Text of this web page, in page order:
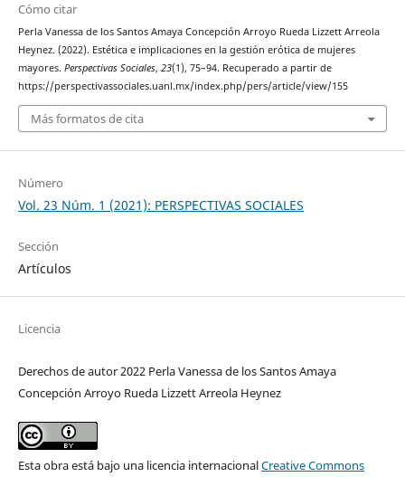
Cómo citar
Perla Vanessa de los Santos Amaya Concepción Arroyo Rueda Lizzett Arreola
Heynez. (2022). Estética e implicaciones en la gestión erótica de mujeres
mayores. Perspectivas Sociales, 23(1), 75–94. Recuperado a partir de
https://perspectivassociales.uanl.mx/index.php/pers/article/view/155
Más formatos de cita
Número
Vol. 23 Núm. 1 (2021): PERSPECTIVAS SOCIALES
Sección
Artículos
Licencia
Derechos de autor 2022 Perla Vanessa de los Santos Amaya
Concepción Arroyo Rueda Lizzett Arreola Heynez
Esta obra está bajo una licencia internacionalCreative Commons